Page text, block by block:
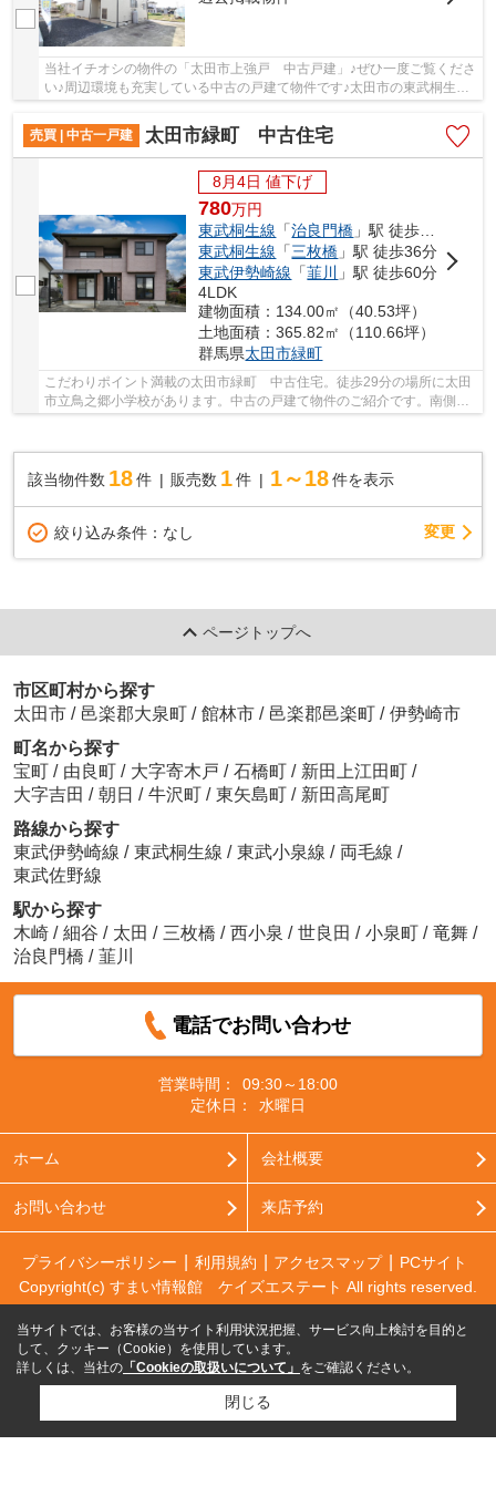
当社イチオシの物件の「太田市上強戸 中古戸建」♪ぜひ一度ご覧くださ
い♪周辺環境も充実している中古の戸建て物件です♪太田市の東武桐生線
治良門橋近郊にある一戸建てをお探しの方は、...
売買 | 中古一戸建
太田市緑町 中古住宅
8月4日 値下げ
780万円
東武桐生線 「治良門橋 」駅 徒歩38分
東武桐生線 「三枚橋 」駅 徒歩36分
東武伊勢崎線 「韮川 」駅 徒歩60分
4LDK
建物面積：134.00㎡（40.53坪）
土地面積：365.82㎡（110.66坪）
群馬県太田市緑町
こだわりポイント満載の太田市緑町 中古住宅。徒歩29分の場所に太田
市立鳥之郷小学校があります。中古の戸建て物件のご紹介です。南側道
路に接している物件なので日当たりがいいです...
該当物件数 18件 販売数 1 件 1～18 件を表示
絞り込み条件： なし 変更
ページトップへ
市区町村から探す
太田市 / 邑楽郡大泉町 / 館林市 / 邑楽郡邑楽町 / 伊勢崎市
町名から探す
宝町 / 由良町 / 大字寄木戸 / 石橋町 / 新田上江田町 /
大字吉田 / 朝日 / 牛沢町 / 東矢島町 / 新田高尾町
路線から探す
東武伊勢崎線 / 東武桐生線 / 東武小泉線 / 両毛線 /
東武佐野線
駅から探す
木崎 / 細谷 / 太田 / 三枚橋 / 西小泉 / 世良田 / 小泉町 / 竜舞 /
治良門橋 / 韮川
電話でお問い合わせ
営業時間：
09:30～18:00
定休日：
水曜日
ホーム 会社概要
お問い合わせ 来店予約
プライバシーポリシー 利用規約 アクセスマップ
PCサイト
Copyright(c) すまい情報館 ケイズエステート All rights reserved.
当サイトでは、お客様の当サイト利用状況把握、サービス向上検討を目的と
して、クッキー（Cookie）を使用しています。
詳しくは、当社の 「Cookieの取扱いについて」 をご確認ください。
閉じる